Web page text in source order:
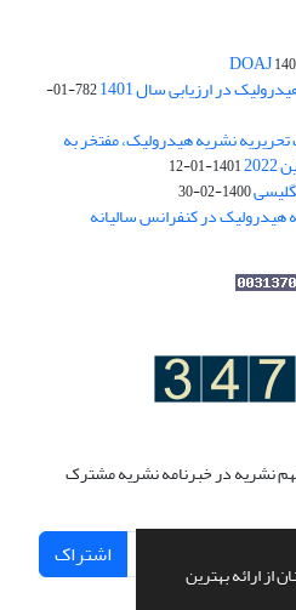
از ارائه بهترین
در ارزیابی سال 1401
782-01-
نشریه هیدرولیک، مفتخر به
1401-01-12
1400-02-30
هیدرولیک در کنفرانس سالیانه
نشریه در خبرنامه نشریه مشترک
اشتراک